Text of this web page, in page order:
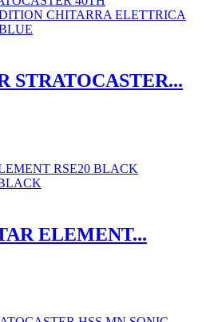
STRATOCASTER...
ELEMENT...